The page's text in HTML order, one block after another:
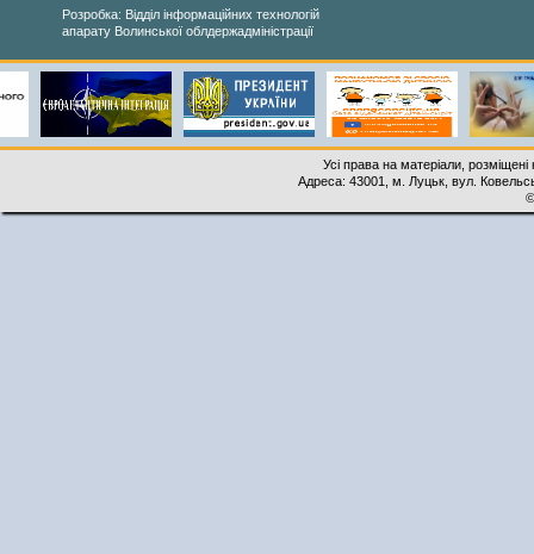
Розробка: Відділ інформаційних технологій
апарату Волинської облдержадміністрації
Усі права на матеріали,
Адреса: 43001, м. Луцьк, вул.